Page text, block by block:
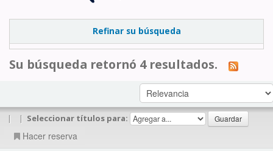
Refinar su búsqueda
Su búsqueda retornó 4 resultados.
| | Seleccionar títulos para:
Hacer reserva